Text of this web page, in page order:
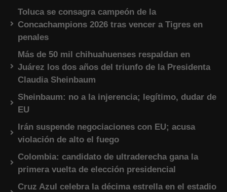
Toluca se consagra campeón de la
Concachampions 2026 tras vencer a Tigres en
penales
Más de 50 mil chihuahuenses respaldan en
Juárez los dos años del triunfo de la Presidenta
Claudia Sheinbaum
Sheinbaum: no a la injerencia; legítimo, dudar de
EU
Irán suspende negociaciones con EU; acusa
violación de alto el fuego
Colombia: candidato de ultraderecha gana la
primera vuelta de elección presidencial
Cruz Azul celebra la décima estrella en el estadio